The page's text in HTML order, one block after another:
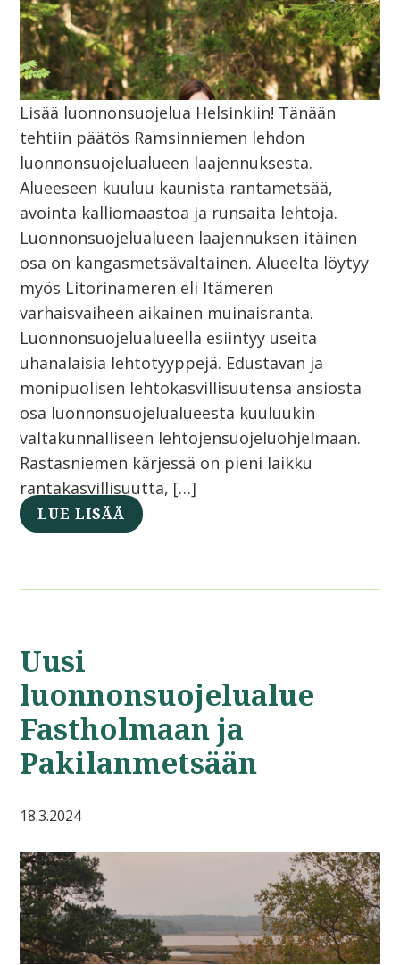
Lisää luonnonsuojelua Helsinkiin! Tänään
tehtiin päätös Ramsinniemen lehdon
luonnonsuojelualueen laajennuksesta.
Alueeseen kuuluu kaunista rantametsää,
avointa kalliomaastoa ja runsaita lehtoja.
Luonnonsuojelualueen laajennuksen itäinen
osa on kangasmetsävaltainen. Alueelta löytyy
myös Litorinameren eli Itämeren
varhaisvaiheen aikainen muinaisranta.
Luonnonsuojelualueella esiintyy useita
uhanalaisia lehtotyyppejä. Edustavan ja
monipuolisen lehtokasvillisuutensa ansiosta
osa luonnonsuojelualueesta kuuluukin
valtakunnalliseen lehtojensuojeluohjelmaan.
Rastasniemen kärjessä on pieni laikku
rantakasvillisuutta, […]
LUE LISÄÄ
Uusi
luonnonsuojelualue
Fastholmaan ja
Pakilanmetsään
18.3.2024